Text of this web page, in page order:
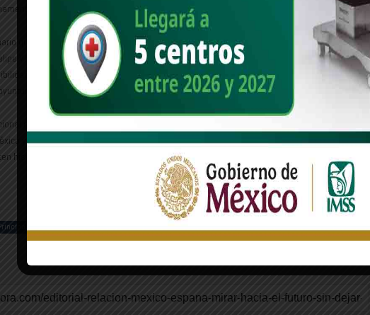
a ninguna de las partes, permiten construir una narrativa compartida hacia el futuro.
que hoy empieza a dibujarse. El ambiente cordial descrito por la presidenta después de
VI abre una ventana que hace apenas unos meses parecía cerrada. No garantiza una
de que ambos gobiernos exploren nuevas fórmulas para atender una demanda que
y toca las fibras más profundas de la identidad nacional.
marcado por tensiones comerciales, disputas geopolíticas y la necesidad de
y España tienen mucho más que ganar cooperando que prolongando diferencias.
historia, idioma, una intensa relación económica y millones de vínculos humanos
1485 267 2 1